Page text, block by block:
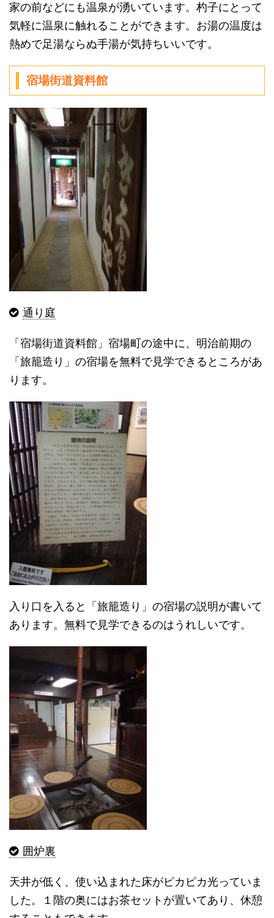
家の前などにも温泉が湧いています。杓子にとって
気軽に温泉に触れることができます。お湯の温度は
熱めで足湯ならぬ手湯が気持ちいいです。
宿場街道資料館
通り庭
「宿場街道資料館」宿場町の途中に、明治前期の
「旅籠造り」の宿場を無料で見学できるところがあ
ります。
入り口を入ると「旅籠造り」の宿場の説明が書いて
あります。無料で見学できるのはうれしいです。
囲炉裏
天井が低く、使い込まれた床がピカピカ光っていま
した。１階の奥にはお茶セットが置いてあり、休憩